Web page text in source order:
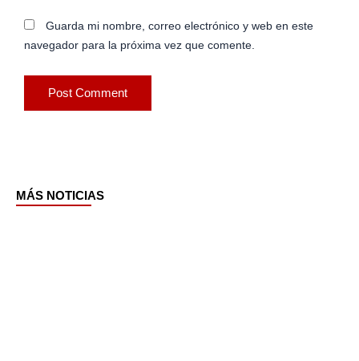
Guarda mi nombre, correo electrónico y web en este
navegador para la próxima vez que comente.
MÁS NOTICIAS